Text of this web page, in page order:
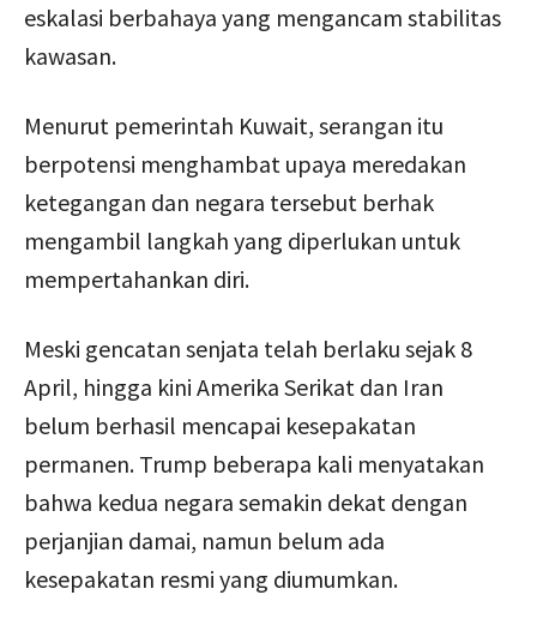
eskalasi berbahaya yang mengancam stabilitas
kawasan.
Menurut pemerintah Kuwait, serangan itu
berpotensi menghambat upaya meredakan
ketegangan dan negara tersebut berhak
mengambil langkah yang diperlukan untuk
mempertahankan diri.
Meski gencatan senjata telah berlaku sejak 8
April, hingga kini Amerika Serikat dan Iran
belum berhasil mencapai kesepakatan
permanen. Trump beberapa kali menyatakan
bahwa kedua negara semakin dekat dengan
perjanjian damai, namun belum ada
kesepakatan resmi yang diumumkan.